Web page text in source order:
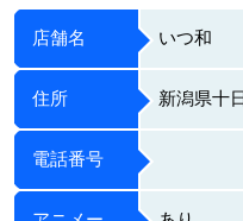
店舗名 いつ和
住所 新潟県十
電話番号